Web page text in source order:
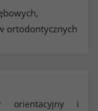
ortodontycznych
orientacyjny i